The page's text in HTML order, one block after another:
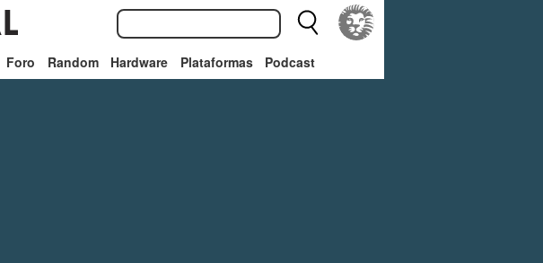
Foro Random Hardware Plataformas Podcast